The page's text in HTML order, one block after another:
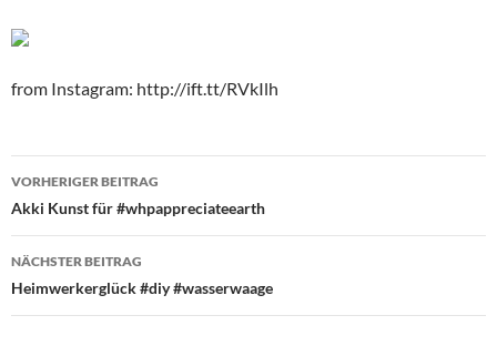
from Instagram: http://ift.tt/RVkIlh
Beitragsnavigation
VORHERIGER BEITRAG
Akki Kunst für #whpappreciateearth
NÄCHSTER BEITRAG
Heimwerkerglück #diy #wasserwaage